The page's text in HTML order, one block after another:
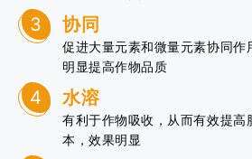
3 协同
促进大量元素和微量元素协同作
明显提高作物品质
4 水溶
有利于作物吸收，从而有效提高
本，效果明显